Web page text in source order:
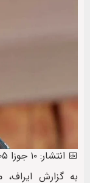
📅 انتشار: ۱۰ جوزا ۱۴۰۵ ساعت ۱۲:۰۸
به گزارش ایراف،